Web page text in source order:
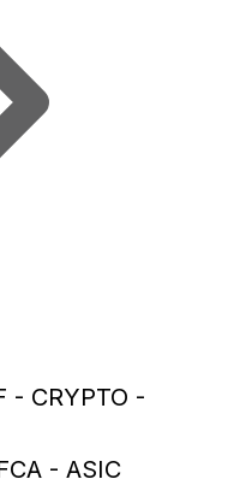
- CRYPTO -
- ASIC